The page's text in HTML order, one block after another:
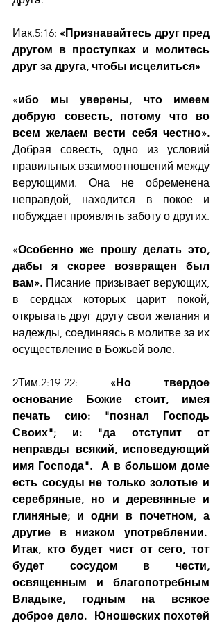
Иак.5:16: «Признавайтесь друг пред
другом в проступках и молитесь
друг за друга, чтобы исцелиться»
«ибо мы уверены, что имеем
добрую совесть, потому что во
Добрая совесть, одно из условий
правильных взаимоотношений между
верующими. Она не обременена
неправдой, находится в покое и
побуждает проявлять заботу о других.
«Особенно же прошу делать это,
дабы я скорее возвращен был
вам». Писание призывает верующих,
в сердцах которых царит покой,
открывать друг другу свои желания и
надежды, соединяясь в молитве за их
осуществление в Божьей воле.
2Тим.2:19-22: «Но твердое
основание Божие стоит, имея
печать сию: "познал Господь
Своих"; и: "да отступит от
неправды всякий, исповедующий
имя Господа".  А в большом доме
есть сосуды не только золотые и
серебряные, но и деревянные и
глиняные; и одни в почетном, а
другие в низком употреблении.
Итак, кто будет чист от сего, тот
будет сосудом в чести,
освященным и благопотребным
Владыке, годным на всякое
доброе дело.  Юношеских похотей